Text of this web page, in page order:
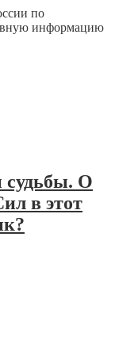
по
информацию
судьбы. О
в этот